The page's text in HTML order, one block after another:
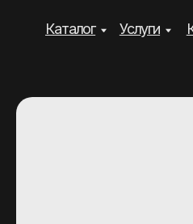
Каталог Услуги